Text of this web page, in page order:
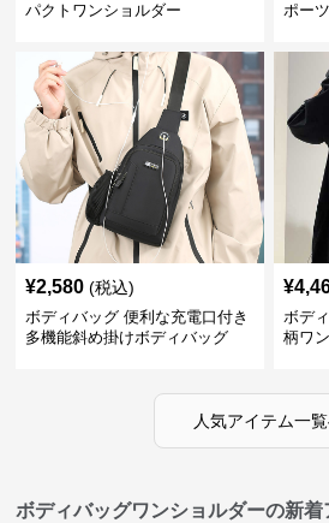
パクトワンショルダー
ポー
¥2,580 (税込)
ボディバッグ 便利な充電口付き
多機能斜め掛けボディバッグ
¥
ボデ
柄ワ
人気アイテム一
ボディバッグワンショルダーの新着